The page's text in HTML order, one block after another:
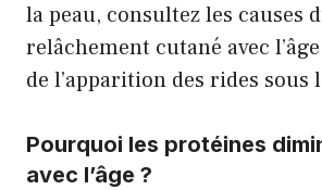
la peau, consultezles causes
relâchement cutané avec l’âge
de l’apparition des rides sous
Pourquoi les protéines
avec l’âge ?